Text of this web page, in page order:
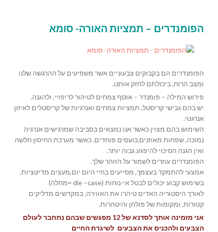
הפומנדרים – תמציות האורה- סומא
הפומנדרים הם בקבוקים צבעוניים אשר משפיעים על ההרגשה שלנו
ומצב הרוח, ביכולתם לחזק אותנו.
פירוש המילה – פומנדר – אוסף צמחים לטיהור לריפויי, ולהגנה.
יש בהם גבישי קריסטל, תמציות צמחים ואנרגיות של קריסטלים לאיזון
אנרגטי.
השימוש בהם מצוין כאשר אנו נמצאים בסביבה שמרגישים אנרגיה
נמוכה, שפחות מאוזנים,כועסים פוחדים. כאשר מערכת החיסון חלשה
ואין הגנה הסיכוי להיפגע גבוה יותר.
הפומנדרים עוזרים לשמור על הזוהר שלך.
אמצעי להתמקד בעצמך, מסייעים בחיי היום יום,מעצים מדיטציות.
בשימוש קבוע יכולים לבטל אי-נוחות (die –case =מחלה)
לאורך היסטוריה האדים טיהרו את האווירה, במקדשים מדליקים
קטורות, ומקומות של פולחן והיטהרות.
אני מזמינה אותך לסדנא של 12 מפגשים שבהם נתחבר לעולם
הצבעים ולהכניס את הצבעים לשיגרת החיים